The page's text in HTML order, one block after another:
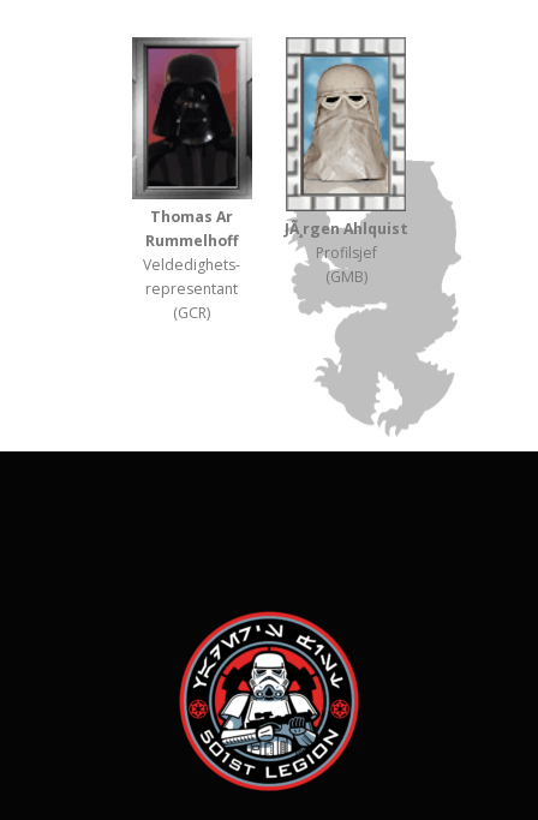
Thomas Ar
Rummelhoff
Veldedighets­
representant
(GCR)
JÃ¸rgen Ahlquist
Profil­sjef
(GMB)